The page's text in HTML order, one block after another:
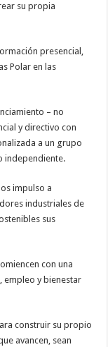
su propia
presencial,
Polar en las
– no
y directivo con
a un grupo
independiente.
impulso a
industriales de
sus
con una
empleo y bienestar
construir su propio
avancen, sean